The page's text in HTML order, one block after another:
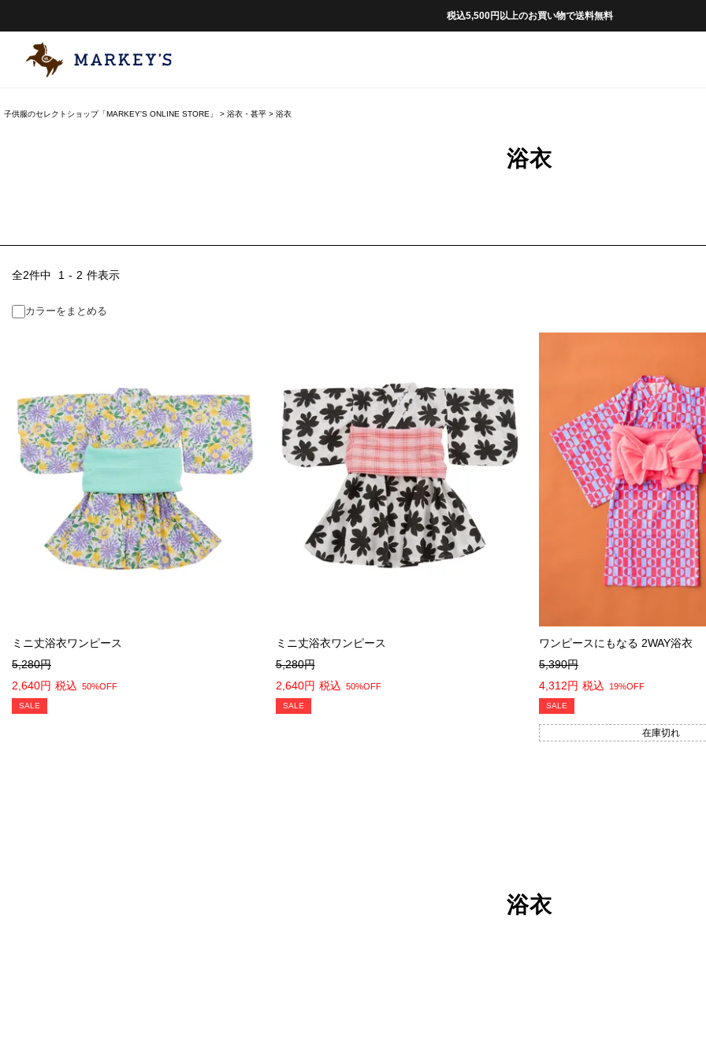
税込5,500円以上のお買い物で送料無料
子供服のセレクトショップ「MARKEY'S ONLINE STORE」 浴衣・甚平 浴衣
浴衣
2件中 1 - 2 件表示
カラーをまとめる
ミニ丈浴衣ワンピース
5,280
2,640
税込 50%OFF
SALE
ミニ丈浴衣ワンピース
5,280
2,640
税込 50%OFF
SALE
ワンピースにもなる 2WAY浴衣
5,390
4,312
税込 19%OFF
SALE
在庫切れ
浴衣